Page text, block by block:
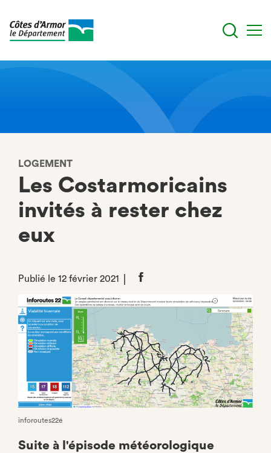
LOGEMENT
Les Costarmoricains
invités à rester chez
eux
Publié le 12 février 2021
Partager
Facebook
inforoutes22é
Suite à l'épisode météorologique